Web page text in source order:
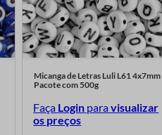
Micanga de Letras Luli L61 4x7mm
Pacote com 500g
Faça Login paravisualizar
os preços